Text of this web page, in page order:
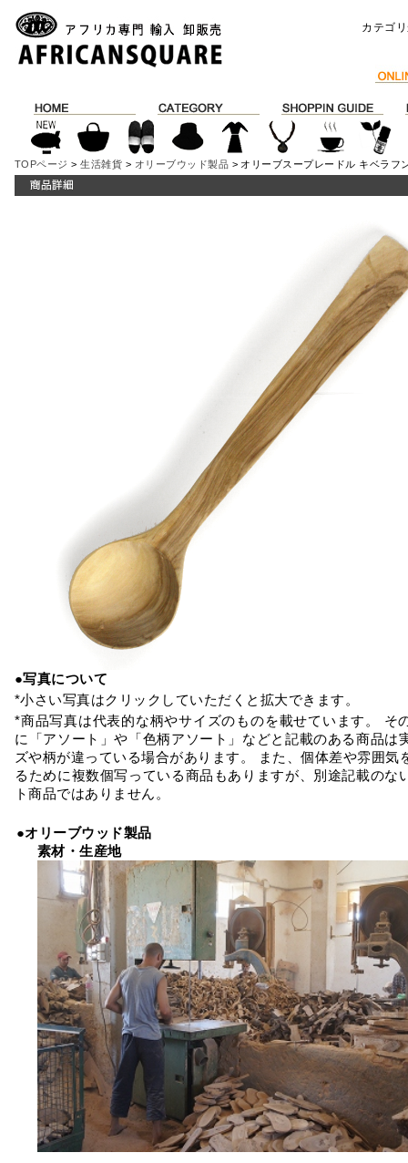
カテゴ
TOPページ >生活雑貨 > オリーブウッド製品 > オリーブスープレードル キベラフ
●写真について
*小さい写真はクリックしていただくと拡大できます。
*商品写真は代表的な柄やサイズのものを載せています。 そ
に「アソート」や「色柄アソート」などと記載のある商品は
ズや柄が違っている場合があります。 また、個体差や雰囲気
るために複数個写っている商品もありますが、別途記載のな
ト商品ではありません。
●オリーブウッド製品
素材・生産地